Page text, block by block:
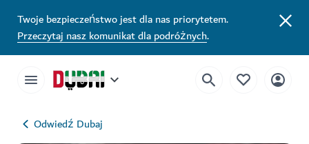
Twoje bezpieczeństwo jest dla nas priorytetem.
Przeczytaj nasz komunikat dla podróżnych.
Odwiedź Dubaj